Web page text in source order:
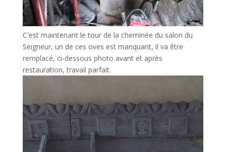
C'est maintenant le tour de la cheminée du salon du
Seigneur, un de ces oves est manquant, il va être
remplacé, ci-dessous photo avant et après
restauration, travail parfait.